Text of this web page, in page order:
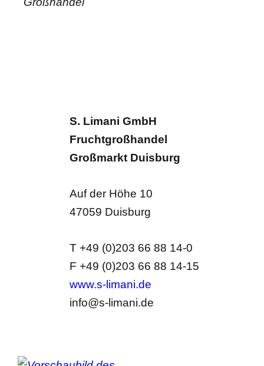
S. Limani GmbH
Fruchtgroßhandel
Großmarkt Duisburg
Auf der Höhe 10
47059 Duisburg
T +49 (0)203 66 88 14-0
F +49 (0)203 66 88 14-15
www.s-limani.de
info@s-limani.de